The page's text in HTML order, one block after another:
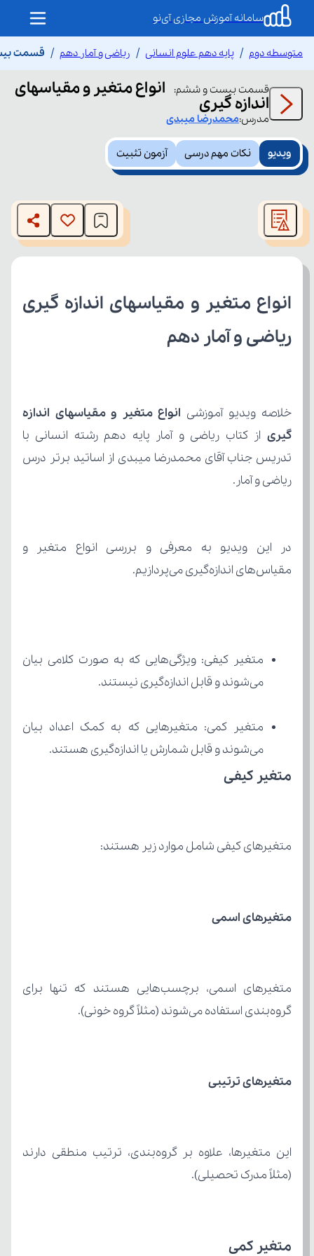
سامانه آموزش مجازی آی‌نو
متوسطه دوم پایه دهم علوم انسانی ریاضی و آمار دهم قسمت
قسمت بیست و ششم: انواع متغیر و مقیاسهای
اندازه گیری
مدرس:محمدرضامیبدی
ویدیو نکات مهم درسی آزمون تثبیت
modal
window.
The media could not be loaded, either because the server
or network failed or because the format is not supported.
ریاضی و آمار دهم
خلاصه ویدیو آموزشی
گیری
ریاضی و آمار.
مقیاس‌های اندازه‌گیری می‌پردازیم.
می‌شوند و قابل اندازه‌گیری نیستند.
می‌شوند و قابل شمارش یا اندازه‌گیری هستند.
متغیر کیفی
متغیرهای کیفی شامل موارد زیر هستند:
متغیرهای اسمی
گروه‌بندی استفاده می‌شوند (مثلاً گروه خونی).
متغیرهای ترتیبی
(مثلاً مدرک تحصیلی).
متغیر کمی